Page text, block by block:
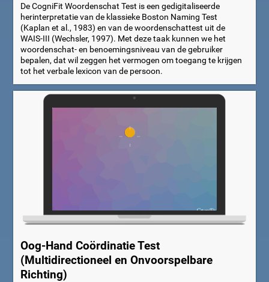
De CogniFit Woordenschat Test is een gedigitaliseerde
herinterpretatie van de klassieke Boston Naming Test
(Kaplan et al., 1983) en van de woordenschattest uit de
WAIS-III (Wechsler, 1997). Met deze taak kunnen we het
woordenschat- en benoemingsniveau van de gebruiker
bepalen, dat wil zeggen het vermogen om toegang te krijgen
tot het verbale lexicon van de persoon.
Oog-Hand Coördinatie Test
(Multidirectioneel en Onvoorspelbare
Richting)